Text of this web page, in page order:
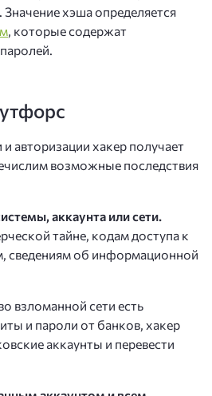
Значение хэша определяется
, которые содержат
авторизации хакер получает
возможные последствия
аккаунта или сети.
тайне, кодам доступа к
сведениям об информационной
взломанной сети есть
и пароли от банков, хакер
аккаунты и перевести